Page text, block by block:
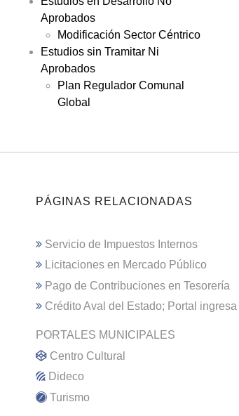
Aprobados
Modificación Sector Céntrico
Estudios sin Tramitar Ni
Aprobados
Plan Regulador Comunal
Global
PÁGINAS RELACIONADAS
Servicio de Impuestos Internos
Licitaciones en Mercado Público
Pago de Contribuciones en Tesorería
Crédito Aval del Estado; Portal ingresa
PORTALES MUNICIPALES
Centro Cultural
Dideco
Turismo